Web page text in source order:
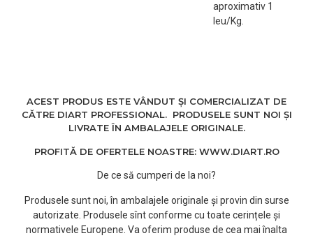
aproximativ 1
leu/Kg.
ACEST PRODUS ESTE VÂNDUT ȘI COMERCIALIZAT DE
CĂTRE DIART PROFESSIONAL. PRODUSELE SUNT NOI ȘI
LIVRATE ÎN AMBALAJELE ORIGINALE.
PROFITĂ DE OFERTELE NOASTRE: WWW.DIART.RO
De ce să cumperi de la noi?
Produsele sunt noi, în ambalajele originale și provin din surse
autorizate. Produsele sînt conforme cu toate cerințele și
normativele Europene. Va oferim produse de cea mai înalta